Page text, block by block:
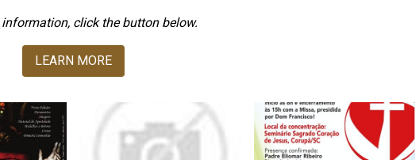
information, click the button below.
LEARN MORE